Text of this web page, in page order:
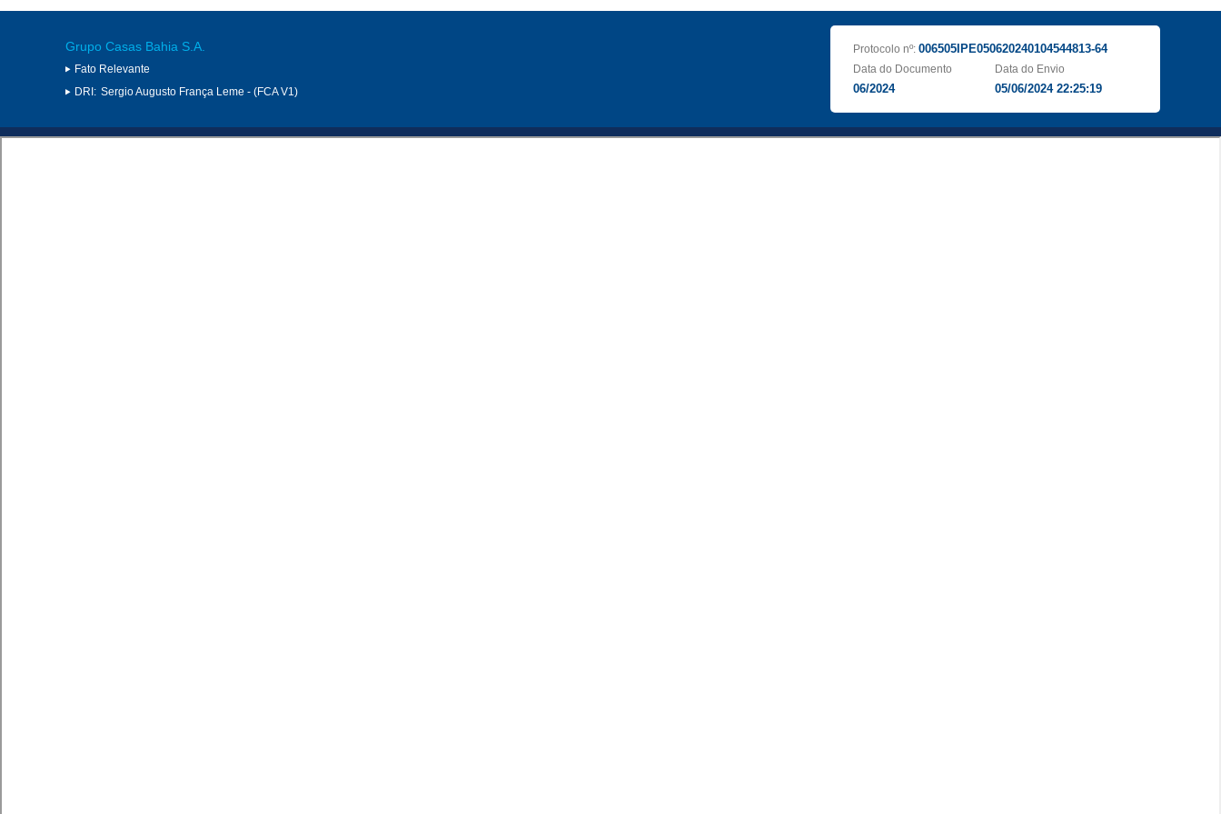
Grupo Casas Bahia S.A.
Fato Relevante
DRI: Sergio Augusto França Leme - (FCA V1)
Protocolo nº: 006505IPE050620240104544813-64
Data do Documento
06/2024
Data do Envio
05/06/2024 22:25:19